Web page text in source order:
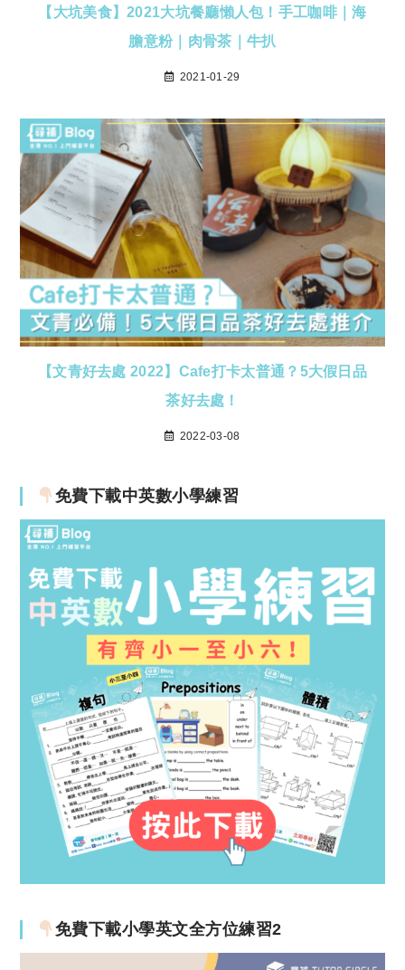
【大坑美食】2021大坑餐廳懶人包！手工咖啡｜海
膽意粉｜肉骨茶｜牛扒
2021-01-29
【文青好去處 2022】Cafe打卡太普通？5大假日品
茶好去處！
2022-03-08
免費下載中英數小學練習
免費下載小學英文全方位練習2